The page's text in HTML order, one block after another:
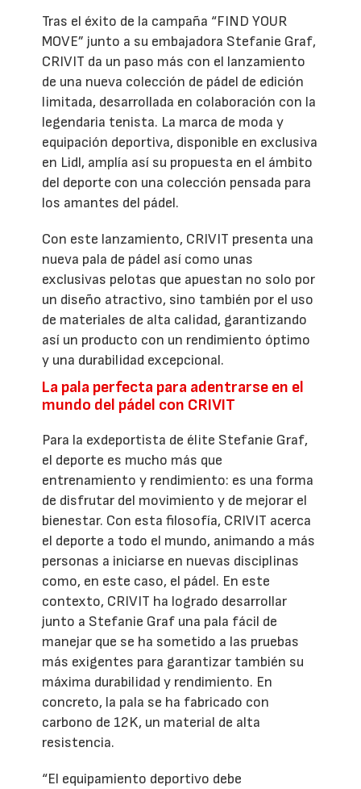
Tras el éxito de la campaña “FIND YOUR
MOVE” junto a su embajadora Stefanie Graf,
CRIVIT da un paso más con el lanzamiento
de una nueva colección de pádel de edición
limitada, desarrollada en colaboración con la
legendaria tenista. La marca de moda y
equipación deportiva, disponible en exclusiva
en Lidl, amplía así su propuesta en el ámbito
del deporte con una colección pensada para
los amantes del pádel.
Con este lanzamiento, CRIVIT presenta una
nueva pala de pádel así como unas
exclusivas pelotas que apuestan no solo por
un diseño atractivo, sino también por el uso
de materiales de alta calidad, garantizando
así un producto con un rendimiento óptimo
y una durabilidad excepcional.
La pala perfecta para adentrarse en el
mundo del pádel con CRIVIT
Para la exdeportista de élite Stefanie Graf,
el deporte es mucho más que
entrenamiento y rendimiento: es una forma
de disfrutar del movimiento y de mejorar el
bienestar. Con esta filosofía, CRIVIT acerca
el deporte a todo el mundo, animando a más
personas a iniciarse en nuevas disciplinas
como, en este caso, el pádel. En este
contexto, CRIVIT ha logrado desarrollar
junto a Stefanie Graf una pala fácil de
manejar que se ha sometido a las pruebas
más exigentes para garantizar también su
máxima durabilidad y rendimiento. En
concreto, la pala se ha fabricado con
carbono de 12K, un material de alta
resistencia.
“El equipamiento deportivo debe